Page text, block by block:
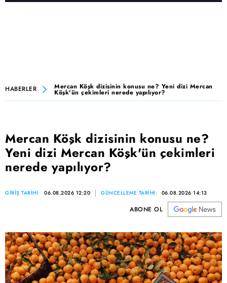
HABERLER Mercan Köşk dizisinin konusu ne? Yeni dizi Mercan
Köşk'ün çekimleri nerede yapılıyor?
Mercan Köşk dizisinin konusu ne?
Yeni dizi Mercan Köşk'ün çekimleri
nerede yapılıyor?
GİRİŞ TARİHİ: 06.08.2026 12:20 GÜNCELLEME TARİHİ: 06.08.2026 14:13
ABONE OL